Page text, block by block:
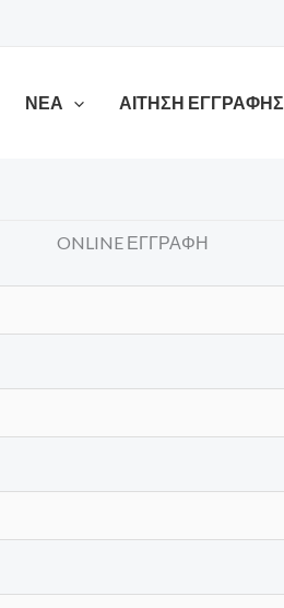
ΝΕΑ ΑΊΤΗΣΗ ΕΓΓΡΑΦΉΣ
ONLINE ΕΓΓΡΑΦΗ